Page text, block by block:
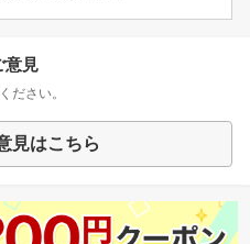
意見
ださい。
見はこちら